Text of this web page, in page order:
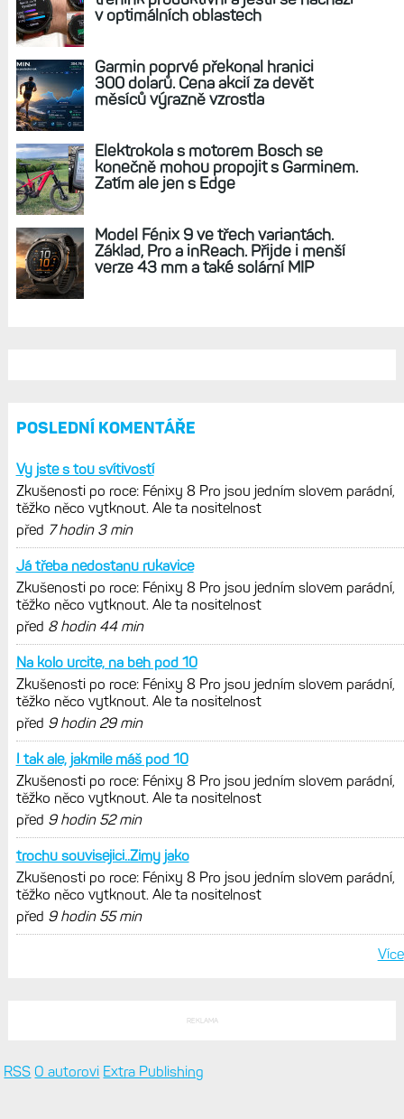
vytknout. Ale ta nositelnost
Zaměření zátěže: Hodnotí, zda je váš
trénink produktivní a jestli se nachází
v optimálních oblastech
Garmin poprvé překonal hranici
300 dolarů. Cena akcií za devět
měsíců výrazně vzrostla
Elektrokola s motorem Bosch se
konečně mohou propojit s Garminem.
Zatím ale jen s Edge
Model Fénix 9 ve třech variantách.
Základ, Pro a inReach. Přijde i menší
verze 43 mm a také solární MIP